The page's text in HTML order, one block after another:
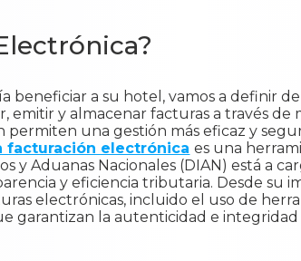
beneficiar a su hotel, vamos a definir
y almacenar facturas a través de
una gestión más eficaz y
facturación electrónica es una
y Aduanas Nacionales (DIAN) está a
y eficiencia tributaria. Desde su
electrónicas, incluido el uso de
garantizan la autenticidad e